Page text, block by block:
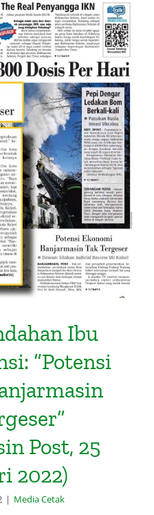
Ibu Kota
Ekonomi
Tergeser”
25 Februari
Ibu
“Potensi
Post, 25
2022)
| Media Cetak